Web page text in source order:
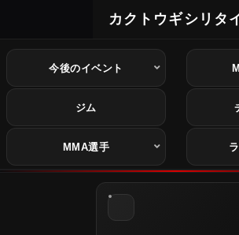
カクトウギシリタ
今後のイベント
ジム
MMA選手